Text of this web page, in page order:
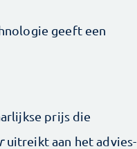
geeft een
prijs die
uitreikt aan het advies-